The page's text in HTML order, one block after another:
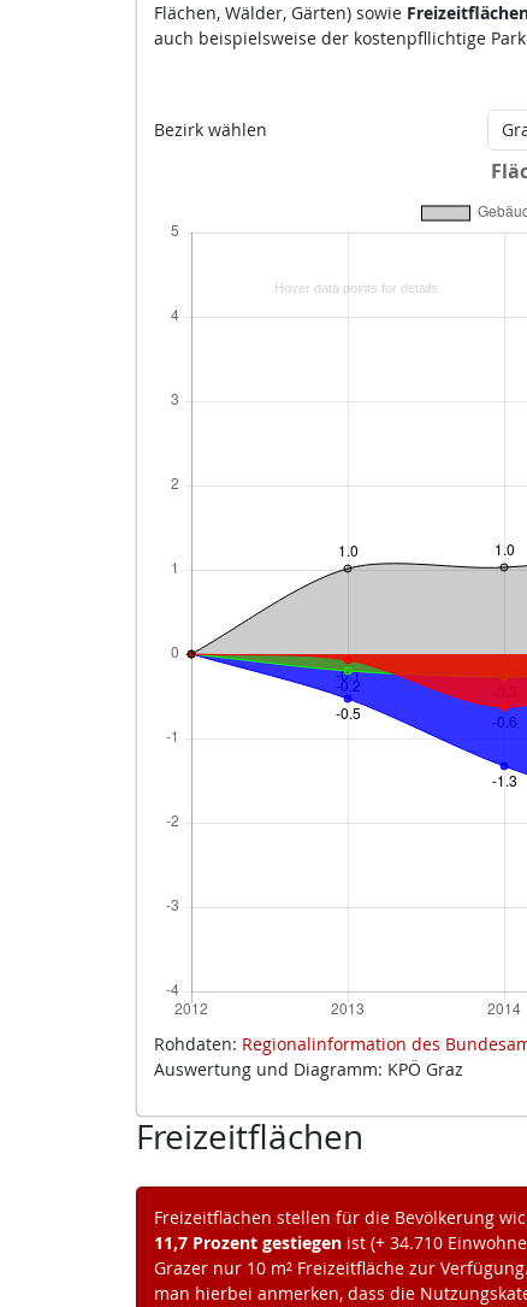
Flächen, Wälder, Gärten) sowie
auch beispielsweise der kostenpfllichtige
Bezirk wählen
Rohdaten: Regionalinformation des
Auswertung und Diagramm: KPÖ Graz
Freizeitflächen
Freizeitflächen stellen für die Bevölkerung
11,7 Prozent gestiegenist (+ 34.710
Grazer nur 10 m² Freizeitfläche zur
man hierbei anmerken, dass die